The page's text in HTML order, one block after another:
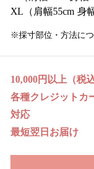
XL（肩幅55cm 身
※採寸部位・方法に
10,000円以上（税
各種クレジットカ
対応
最短翌日お届け